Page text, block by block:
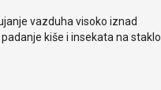
vazduha visoko iznad
kiše i insekata na staklo.